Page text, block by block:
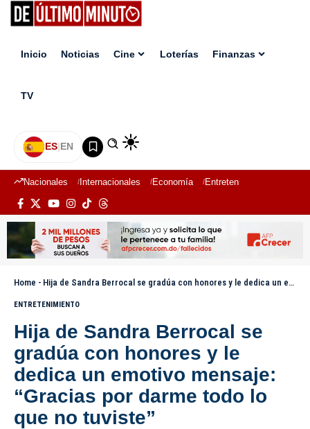
Inicio Noticias Cine Loterías Finanzas
TV
ES|EN
Nacionales Internacionales Economía Entretenimiento
Home - Hija de Sandra Berrocal se gradúa con honores y le dedica un emotivo mensaje: “Gracias por darme todo lo que no tuviste”
ENTRETENIMIENTO
Hija de Sandra Berrocal se
gradúa con honores y le
dedica un emotivo mensaje:
“Gracias por darme todo lo
que no tuviste”